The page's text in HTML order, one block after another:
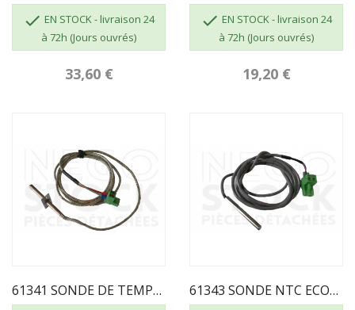
 EN STOCK - livraison 24
à 72h (Jours ouvrés)
33,60 €
 EN STOCK - livraison 24
à 72h (Jours ouvrés)
19,20 €
61341 SONDE DE TEMPERATURE SORTIE DE GAZ ECOFOREST 61343 SONDE NTC ECOFOREST